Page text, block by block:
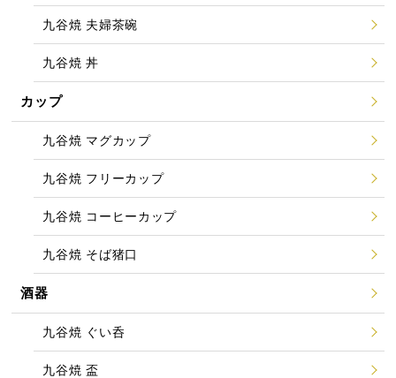
九谷焼 夫婦茶碗
九谷焼 丼
カップ
九谷焼 マグカップ
九谷焼 フリーカップ
九谷焼 コーヒーカップ
九谷焼 そば猪口
酒器
九谷焼 ぐい呑
九谷焼 盃